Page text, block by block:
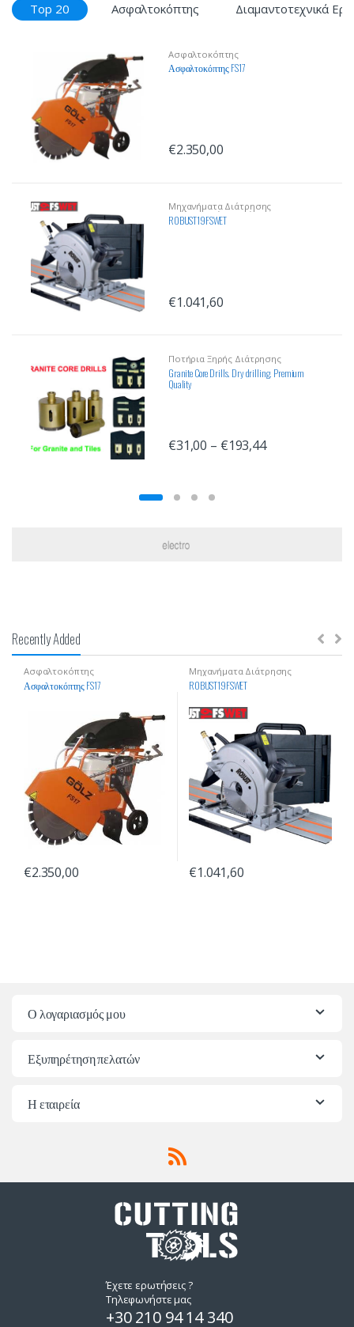
Top 20 Ασφαλτοκόπτης Διαμαντοτεχνικά
Ασφαλτοκόπτης
Ασφαλτοκόπτης FS17
€2.350,00
Μηχανήματα Διάτρησης
Οικοδομικών Υλικών
ROBUST19FSWET
€1.041,60
Ποτήρια Ξηρής Διάτρησης
Granite Core Drills. Dry drilling. Premium
Quality
€31,00 – €193,44
Recently Added
Ασφαλτοκόπτης
Ασφαλτοκόπτης FS17
€2.350,00
Μηχανήματα Διάτρησης
Οικοδομικών Υλικών
ROBUST19FSWET
€1.041,60
Ο λογαριασμός μου
Εξυπηρέτηση πελατών
Η εταιρεία
Έχετε ερωτήσεις ?
Τηλεφωνήστε μας
+30 210 94 14 340